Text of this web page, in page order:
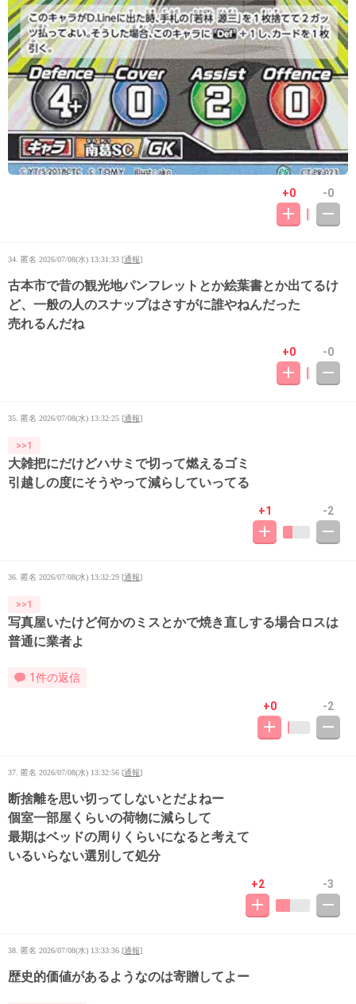
+0 -0
34. 匿名 2026/07/08(水) 13:31:33 [通報]
古本市で昔の観光地パンフレットとか絵葉書とか出てるけ
ど、一般の人のスナップはさすがに誰やねんだった
売れるんだね
+0 -0
35. 匿名 2026/07/08(水) 13:32:25 [通報]
>>1
大雑把にだけどハサミで切って燃えるゴミ
引越しの度にそうやって減らしていってる
+1 -2
36. 匿名 2026/07/08(水) 13:32:29 [通報]
>>1
写真屋いたけど何かのミスとかで焼き直しする場合ロスは
普通に業者よ
1件の返信
+0 -2
37. 匿名 2026/07/08(水) 13:32:56 [通報]
断捨離を思い切ってしないとだよねー
個室一部屋くらいの荷物に減らして
最期はベッドの周りくらいになると考えて
いるいらない選別して処分
+2 -3
38. 匿名 2026/07/08(水) 13:33:36 [通報]
歴史的価値があるようなのは寄贈してよー